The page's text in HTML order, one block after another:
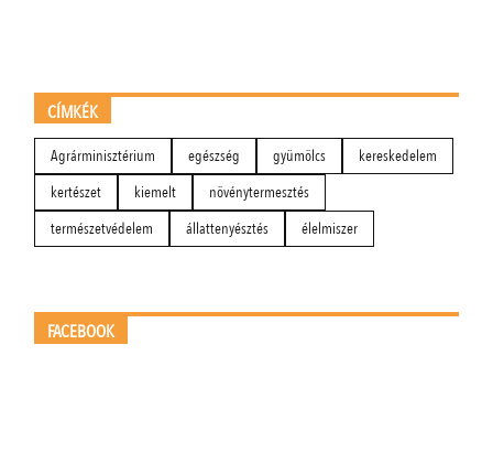
CÍMKÉK
Agrárminisztérium egészség gyümölcs
kereskedelem
kertészet
kiemelt
növénytermesztés
természetvédelem
állattenyésztés élelmiszer
FACEBOOK